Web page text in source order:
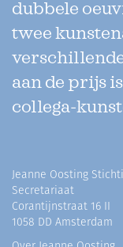
dubbele
twee
aan de prijs
collega-
Jeanne Oosting
Secretariaat
Corantijnstraat 16 II
1058 DD Amsterdam